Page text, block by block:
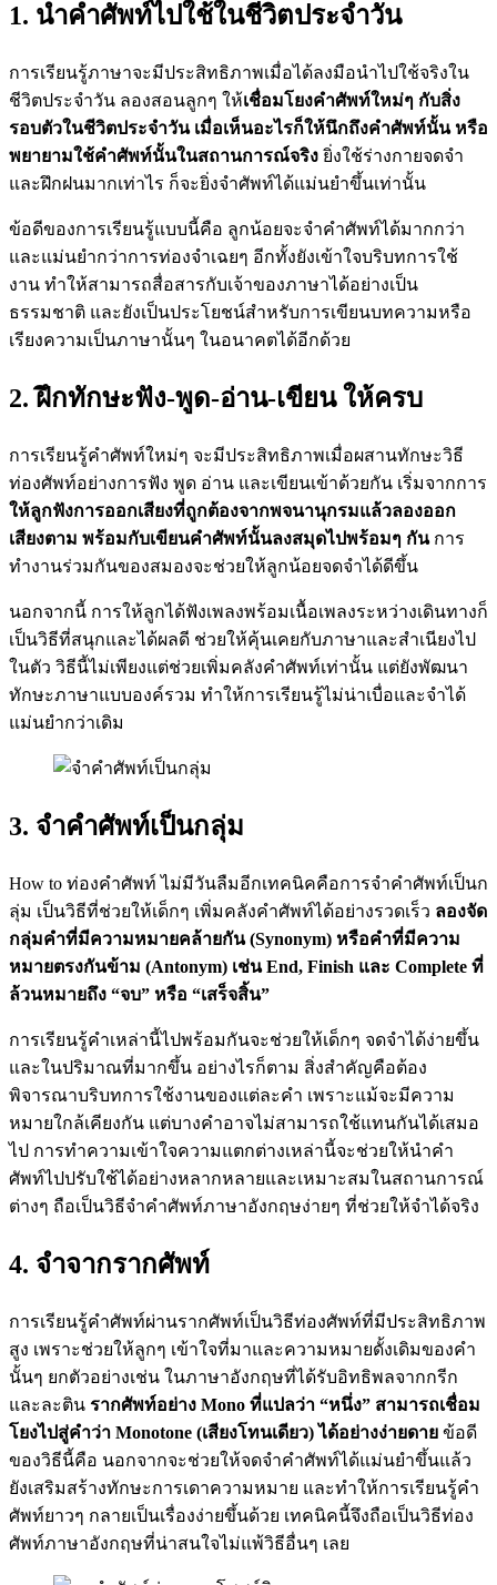
1. นำคำศัพท์ไปใช้ในชีวิตประจำวัน
การเรียนรู้ภาษาจะมีประสิทธิภาพเมื่อได้ลงมือนำไปใช้จริงใน
ชีวิตประจำวัน ลองสอนลูกๆ ให้เชื่อมโยงคำศัพท์ใหม่ๆ กับสิ่ง
รอบตัวในชีวิตประจำวัน เมื่อเห็นอะไรก็ให้นึกถึงคำศัพท์นั้น หรือ
พยายามใช้คำศัพท์นั้นในสถานการณ์จริง ยิ่งใช้ร่างกายจดจำ
และฝึกฝนมากเท่าไร ก็จะยิ่งจำศัพท์ได้แม่นยำขึ้นเท่านั้น
ข้อดีของการเรียนรู้แบบนี้คือ ลูกน้อยจะจำคำศัพท์ได้มากกว่า
และแม่นยำกว่าการท่องจำเฉยๆ อีกทั้งยังเข้าใจบริบทการใช้
งาน ทำให้สามารถสื่อสารกับเจ้าของภาษาได้อย่างเป็น
ธรรมชาติ และยังเป็นประโยชน์สำหรับการเขียนบทความหรือ
เรียงความเป็นภาษานั้นๆ ในอนาคตได้อีกด้วย
2. ฝึกทักษะฟัง-พูด-อ่าน-เขียน ให้ครบ
การเรียนรู้คำศัพท์ใหม่ๆ จะมีประสิทธิภาพเมื่อผสานทักษะวิธี
ท่องศัพท์อย่างการฟัง พูด อ่าน และเขียนเข้าด้วยกัน เริ่มจากการ
ให้ลูกฟังการออกเสียงที่ถูกต้องจากพจนานุกรมแล้วลองออก
เสียงตาม พร้อมกับเขียนคำศัพท์นั้นลงสมุดไปพร้อมๆ กันการ
ทำงานร่วมกันของสมองจะช่วยให้ลูกน้อยจดจำได้ดีขึ้น
นอกจากนี้ การให้ลูกได้ฟังเพลงพร้อมเนื้อเพลงระหว่างเดินทางก็
เป็นวิธีที่สนุกและได้ผลดี ช่วยให้คุ้นเคยกับภาษาและสำเนียงไป
ในตัว วิธีนี้ไม่เพียงแต่ช่วยเพิ่มคลังคำศัพท์เท่านั้น แต่ยังพัฒนา
ทักษะภาษาแบบองค์รวม ทำให้การเรียนรู้ไม่น่าเบื่อและจำได้
แม่นยำกว่าเดิม
3. จำคำศัพท์เป็นกลุ่ม
How to ท่องคำศัพท์ ไม่มีวันลืมอีกเทคนิคคือการจำคำศัพท์เป็นก
ลุ่ม เป็นวิธีที่ช่วยให้เด็กๆ เพิ่มคลังคำศัพท์ได้อย่างรวดเร็ว ลองจัด
กลุ่มคำที่มีความหมายคล้ายกัน (Synonym) หรือคำที่มีความ
หมายตรงกันข้าม (Antonym) เช่น End, Finish และ Complete ที่
ล้วนหมายถึง “จบ” หรือ “เสร็จสิ้น”
การเรียนรู้คำเหล่านี้ไปพร้อมกันจะช่วยให้เด็กๆ จดจำได้ง่ายขึ้น
และในปริมาณที่มากขึ้น อย่างไรก็ตาม สิ่งสำคัญคือต้อง
พิจารณาบริบทการใช้งานของแต่ละคำ เพราะแม้จะมีความ
หมายใกล้เคียงกัน แต่บางคำอาจไม่สามารถใช้แทนกันได้เสมอ
ไป การทำความเข้าใจความแตกต่างเหล่านี้จะช่วยให้นำคำ
ศัพท์ไปปรับใช้ได้อย่างหลากหลายและเหมาะสมในสถานการณ์
ต่างๆ ถือเป็นวิธีจําคําศัพท์ภาษาอังกฤษง่ายๆ ที่ช่วยให้จำได้จริง
4. จำจากรากศัพท์
การเรียนรู้คำศัพท์ผ่านรากศัพท์เป็นวิธีท่องศัพท์ที่มีประสิทธิภาพ
สูง เพราะช่วยให้ลูกๆ เข้าใจที่มาและความหมายดั้งเดิมของคำ
นั้นๆ ยกตัวอย่างเช่น ในภาษาอังกฤษที่ได้รับอิทธิพลจากกรีก
และละติน รากศัพท์อย่าง Mono ที่แปลว่า “หนึ่ง” สามารถเชื่อม
โยงไปสู่คำว่า Monotone (เสียงโทนเดียว) ได้อย่างง่ายดาย ข้อดี
ของวิธีนี้คือ นอกจากจะช่วยให้จดจำคำศัพท์ได้แม่นยำขึ้นแล้ว
ยังเสริมสร้างทักษะการเดาความหมาย และทำให้การเรียนรู้คำ
ศัพท์ยาวๆ กลายเป็นเรื่องง่ายขึ้นด้วย เทคนิคนี้จึงถือเป็นวิธีท่อง
ศัพท์ภาษาอังกฤษที่น่าสนใจไม่แพ้วิธีอื่นๆ เลย